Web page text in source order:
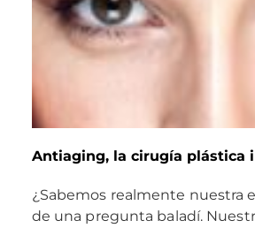
Antiaging, la cirugía plástica
¿Sabemos realmente nuestra
de una pregunta baladí.